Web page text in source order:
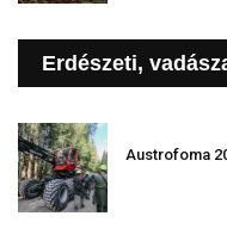
Erdészeti,
Austrofoma